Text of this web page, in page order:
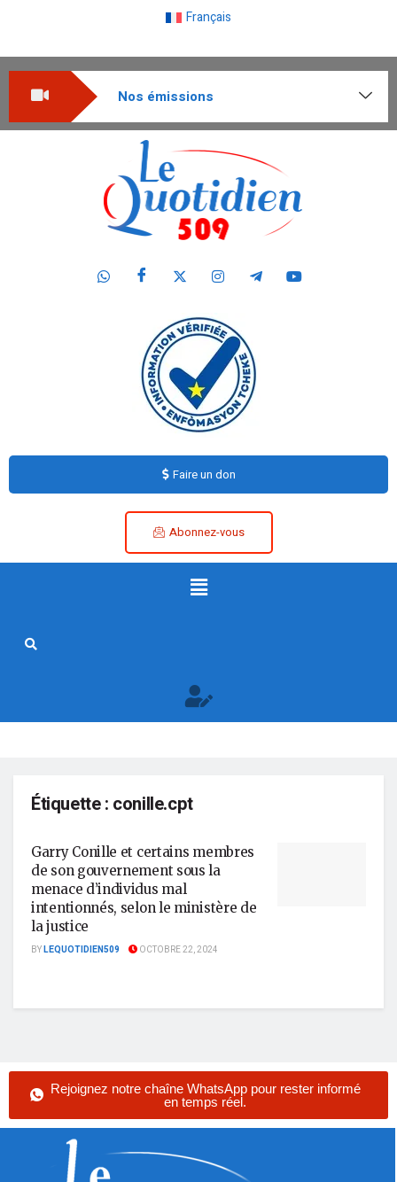
Français
Nos émissions
Faire un don
Abonnez-vous
Étiquette : conille.cpt
Garry Conille et certains membres
de son gouvernement sous la
menace d’individus mal
intentionnés, selon le ministère de
la justice
BYLEQUOTIDIEN509 OCTOBRE 22, 2024
Rejoignez notre chaîne WhatsApp pour rester informé
en temps réel.